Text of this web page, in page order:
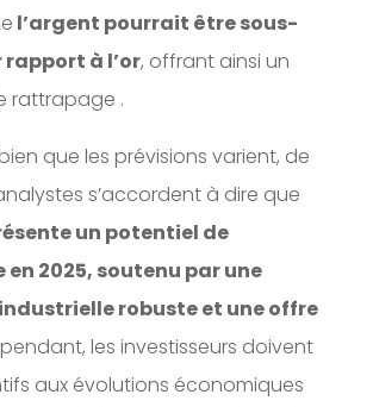
l’argent pourrait être sous-
à l’or, offrant ainsi un
rattrapage .
que les prévisions varient, de
s’accordent à dire que
un potentiel de
en 2025, soutenu par une
robuste et une offre
les investisseurs doivent
aux évolutions économiques